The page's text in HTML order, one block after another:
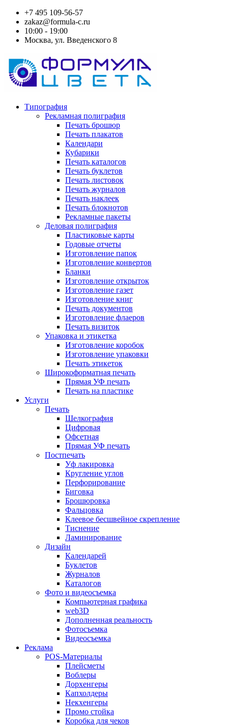
+7 495 109-56-57
zakaz@formula-c.ru
10:00 - 19:00
Москва, ул. Введенского 8
Типография
Рекламная полиграфия
Печать брошюр
Печать плакатов
Календари
Кубарики
Печать каталогов
Печать буклетов
Печать листовок
Печать журналов
Печать наклеек
Печать блокнотов
Рекламные пакеты
Деловая полиграфия
Пластиковые карты
Годовые отчеты
Изготовление папок
Изготовление конвертов
Бланки
Изготовление открыток
Изготовление газет
Изготовление книг
Печать документов
Изготовление флаеров
Печать визиток
Упаковка и этикетка
Изготовление коробок
Изготовление упаковки
Печать этикеток
Широкоформатная печать
Прямая УФ печать
Печать на пластике
Услуги
Печать
Шелкография
Цифровая
Офсетная
Прямая УФ печать
Постпечать
Уф лакировка
Кругление углов
Перфорирование
Биговка
Брошюровка
Фальцовка
Клеевое бесшвейное скрепление
Тиснение
Ламинирование
Дизайн
Календарей
Буклетов
Журналов
Каталогов
Фото и видеосъемка
Компьютерная графика
web3D
Дополненная реальность
Фотосъемка
Видеосъемка
Реклама
POS-Материалы
Плейсметы
Воблеры
Дорхенгеры
Капхолдеры
Некхенгеры
Промо стойка
Коробка для чеков